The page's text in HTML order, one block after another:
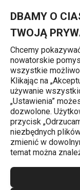
DBAMY O
TWOJĄ
Chcemy
nowatorskie
wszystkie
Klikając na
używanie
„Ustawienia”
dozwolone.
przycisk
niezbędnych
zmienić w
temat można
Tygodnie
Tygodnie
Czy
wegańskim